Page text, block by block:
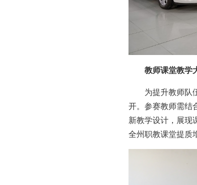
教师课堂教学
为提升教师队
开。参赛教师需结
新教学设计，展现
全州职教课堂提质